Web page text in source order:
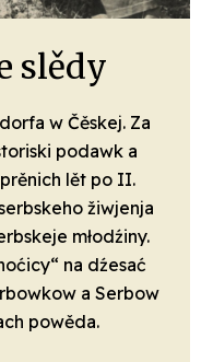
slědy
w Čěskej. Za
podawk a
lět po II.
žiwjenja
młodźiny.
na dźesać
a Serbow
powěda.